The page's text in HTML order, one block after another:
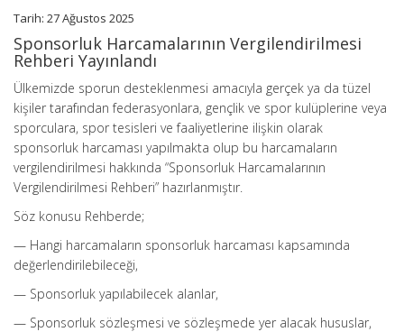
Tarih: 27 Ağustos 2025
Sponsorluk Harcamalarının Vergilendirilmesi
Rehberi Yayınlandı
Ülkemizde sporun desteklenmesi amacıyla gerçek ya da tüzel
kişiler tarafından federasyonlara, gençlik ve spor kulüplerine veya
sporculara, spor tesisleri ve faaliyetlerine ilişkin olarak
sponsorluk harcaması yapılmakta olup bu harcamaların
vergilendirilmesi hakkında “Sponsorluk Harcamalarının
Vergilendirilmesi Rehberi” hazırlanmıştır.
Söz konusu Rehberde;
— Hangi harcamaların sponsorluk harcaması kapsamında
değerlendirilebileceği,
— Sponsorluk yapılabilecek alanlar,
— Sponsorluk sözleşmesi ve sözleşmede yer alacak hususlar,